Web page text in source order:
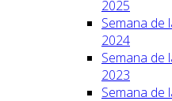
2025
Semana de
2024
Semana de
2023
Semana de